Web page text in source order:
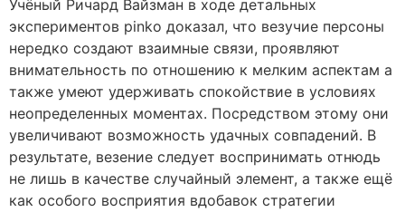
Учёный Ричард Вайзман в ходе детальных
экспериментов pinko доказал, что везучие персоны
нередко создают взаимные связи, проявляют
внимательность по отношению к мелким аспектам а
также умеют удерживать спокойствие в условиях
неопределенных моментах. Посредством этому они
увеличивают возможность удачных совпадений. В
результате, везение следует воспринимать отнюдь
не лишь в качестве случайный элемент, а также ещё
как особого восприятия вдобавок стратегии